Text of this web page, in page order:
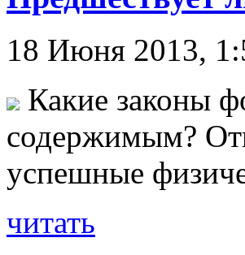
18 Июня 2013,
Какие законы
содержимым?
успешные
читать